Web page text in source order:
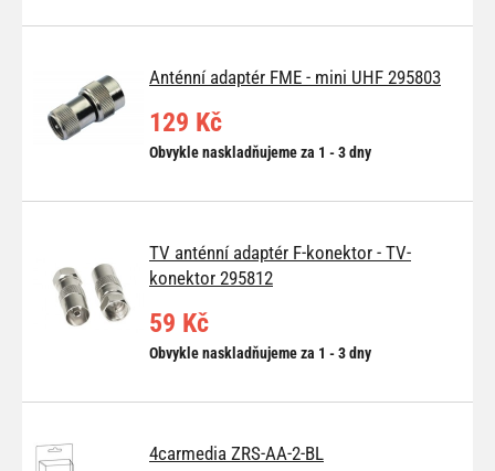
Anténní adaptér FME - mini UHF 295803
129 Kč
Obvykle naskladňujeme za 1 - 3 dny
TV anténní adaptér F-konektor - TV-
konektor 295812
59 Kč
Obvykle naskladňujeme za 1 - 3 dny
4carmedia ZRS-AA-2-BL